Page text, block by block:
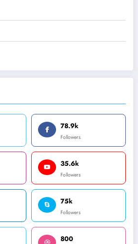
78.9k
Followers
35.6k
Followers
75k
Followers
800